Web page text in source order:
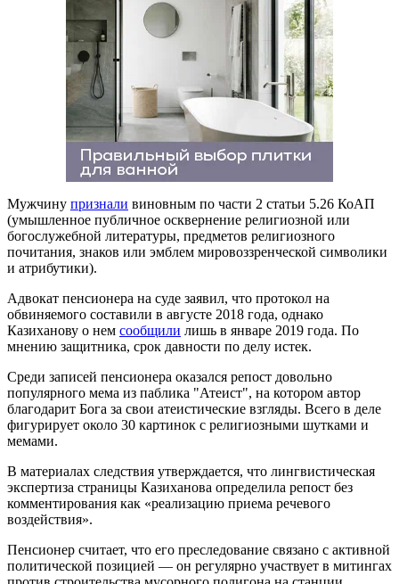
Мужчину признали виновным по части 2 статьи 5.26 КоАП
(умышленное публичное осквернение религиозной или
богослужебной литературы, предметов религиозного
почитания, знаков или эмблем мировоззренческой символики
и атрибутики).
Адвокат пенсионера на суде заявил, что протокол на
обвиняемого составили в августе 2018 года, однако
Казиханову о нем сообщили лишь в январе 2019 года. По
мнению защитника, срок давности по делу истек.
Среди записей пенсионера оказался репост довольно
популярного мема из паблика "Атеист", на котором автор
благодарит Бога за свои атеистические взгляды. Всего в деле
фигурирует около 30 картинок с религиозными шутками и
мемами.
В материалах следствия утверждается, что лингвистическая
экспертиза страницы Казиханова определила репост без
комментирования как «реализацию приема речевого
воздействия».
Пенсионер считает, что его преследование связано с активной
политической позицией — он регулярно участвует в митингах